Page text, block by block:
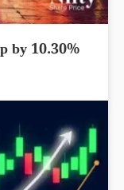
by 10.30%